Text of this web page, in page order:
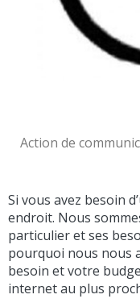
Si vous avez besoin
endroit. Nous
particulier et ses
pourquoi nous nous
besoin et votre
internet au plus
Action de